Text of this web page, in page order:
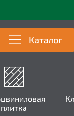
Каталог
плитка